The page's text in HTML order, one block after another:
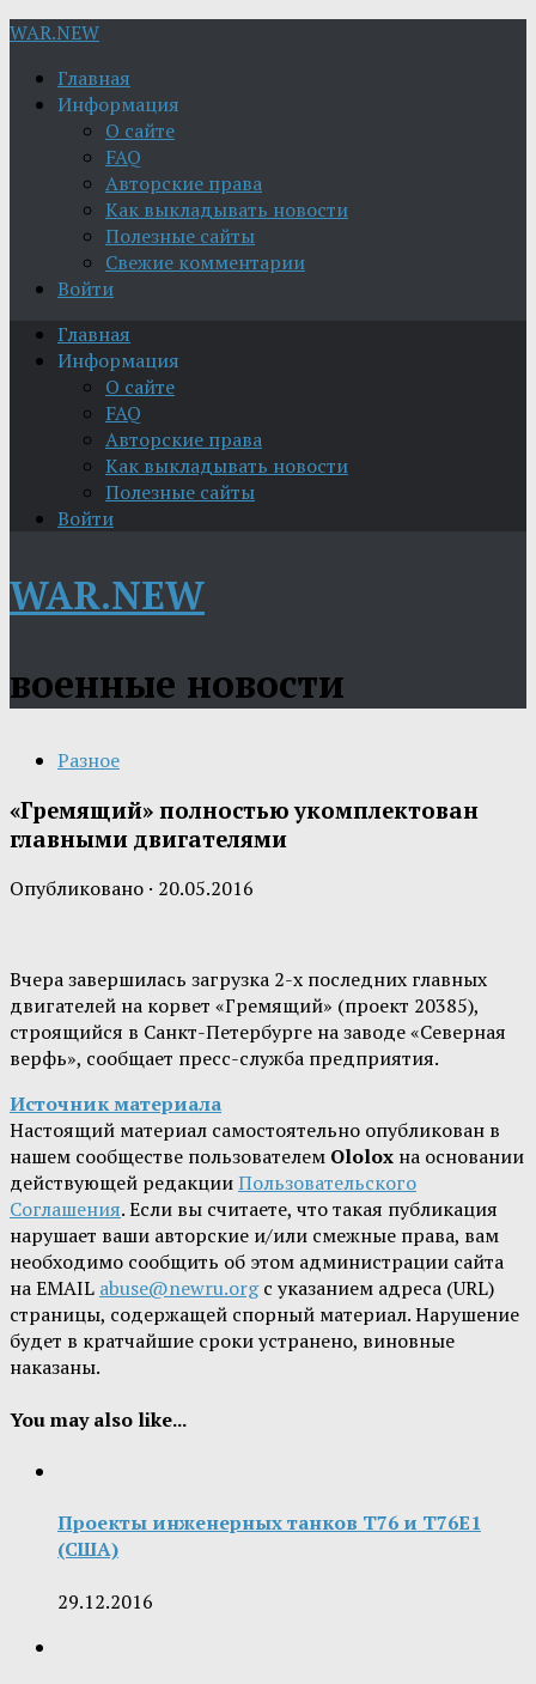
WAR.NEW
Главная
Информация
О сайте
FAQ
Авторские права
Как выкладывать новости
Полезные сайты
Свежие комментарии
Войти
Главная
Информация
О сайте
FAQ
Авторские права
Как выкладывать новости
Полезные сайты
Войти
WAR.NEW
военные новости
Разное
«Гремящий» полностью укомплектован
главными двигателями
Опубликовано · 20.05.2016
Вчера завершилась загрузка 2-х последних главных
двигателей на корвет «Гремящий» (проект 20385),
строящийся в Санкт-Петербурге на заводе «Северная
верфь», сообщает пресс-служба предприятия.
Источник материала
Настоящий материал самостоятельно опубликован в
нашем сообществе пользователем Ololox на основании
действующей редакцииПользовательского
Соглашения. Если вы считаете, что такая публикация
нарушает ваши авторские и/или смежные права, вам
необходимо сообщить об этом администрации сайта
на EMAIL abuse@newru.orgс указанием адреса (URL)
страницы, содержащей спорный материал. Нарушение
будет в кратчайшие сроки устранено, виновные
наказаны.
You may also like...
Проекты инженерных танков T76 и T76E1
(США)
29.12.2016